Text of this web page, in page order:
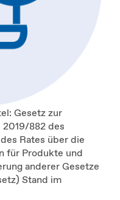
Gesetz zur
882 des
Rates über die
für Produkte und
anderer Gesetze
Stand im